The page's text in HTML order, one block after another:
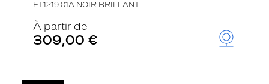
FT1219 01A NOIR BRILLANT
À partir de
309,00 €